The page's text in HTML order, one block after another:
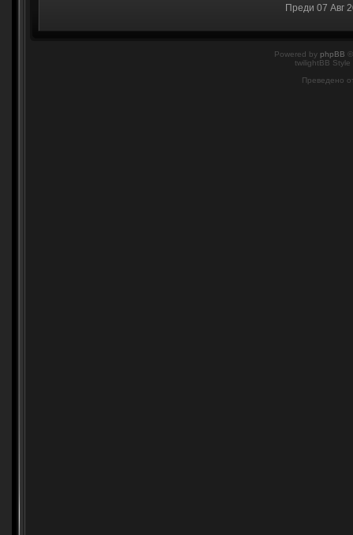
Преди 07 Авг
Powered by phpBB
twilightBB
Преведено